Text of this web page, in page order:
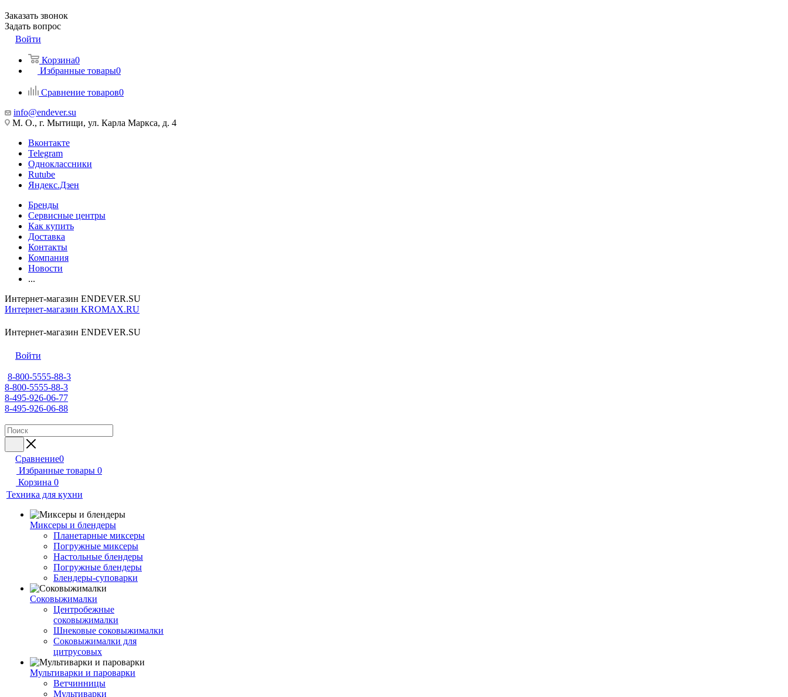
Заказать звонок
Задать вопрос
Войти
Корзина0
Избранные товары0
Сравнение товаров0
info@endever.su
М. О., г. Мытищи, ул. Карла Маркса, д. 4
Вконтакте
Telegram
Одноклассники
Rutube
Яндекс.Дзен
Бренды
Сервисные центры
Как купить
Доставка
Контакты
Компания
Новости
...
Интернет-магазин ENDEVER.SU
Интернет-магазин KROMAX.RU
Интернет-магазин ENDEVER.SU
Войти
8-800-5555-88-3
8-800-5555-88-3
8-495-926-06-77
8-495-926-06-88
Сравнение0
Избранные товары 0
Корзина 0
Техника для кухни
Миксеры и блендеры
Планетарные миксеры
Погружные миксеры
Настольные блендеры
Погружные блендеры
Блендеры-суповарки
Соковыжималки
Центробежные
соковыжималки
Шнековые соковыжималки
Соковыжималки для
цитрусовых
Мультиварки и пароварки
Ветчинницы
Мультиварки